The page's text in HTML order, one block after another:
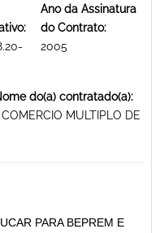
Ano da Assinatura
do Contrato:
2005
do(a) contratado(a):
MULTIPLO DE
PARA BEPREM E